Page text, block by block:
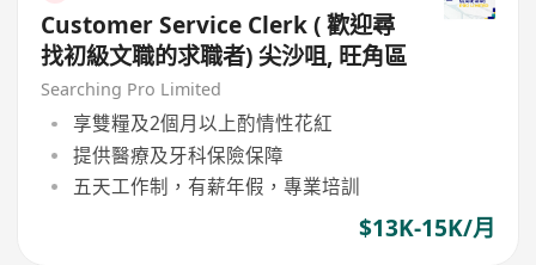
Customer Service Clerk ( 歡迎尋
找初級文職的求職者) 尖沙咀, 旺角區
Searching Pro Limited
享雙糧及2個月以上酌情性花紅
提供醫療及牙科保險保障
五天工作制，有薪年假，專業培訓
$13K-15K/月